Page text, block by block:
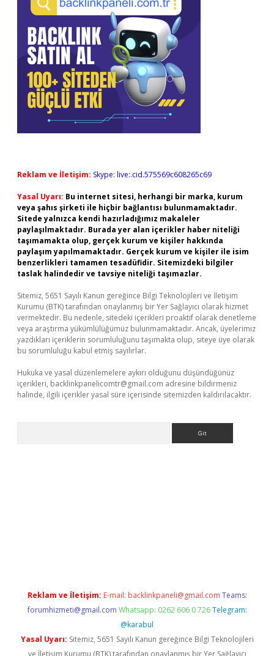
Reklam ve İletişim: Skype: live:.cid.575569c608265c69
Yasal Uyarı: Bu internet sitesi, herhangi bir marka, kurum
veya şahıs şirketi ile hiçbir bağlantısı bulunmamaktadır.
Sitede yalnızca kendi hazırladığımız makaleler
paylaşılmaktadır. Burada yer alan içerikler haber niteliği
taşımamakta olup, gerçek kurum ve kişiler hakkında
paylaşım yapılmamaktadır. Gerçek kurum ve kişiler ile isim
benzerlikleri tamamen tesadüfidir. Sitemizdeki bilgiler
taslak halindedir ve tavsiye niteliği taşımazlar.
Sitemiz, 5651 Sayılı Kanun gereğince Bilgi Teknolojileri ve İletişim
Kurumu (BTK) tarafından onaylanmış bir Yer Sağlayıcı olarak hizmet
vermektedir. Bu nedenle, sitedeki içerikleri proaktif olarak denetleme
veya araştırma yükümlülüğümüz bulunmamaktadır. Ancak, üyelerimiz
yazdıkları içeriklerin sorumluluğunu taşımakta olup, siteye üye olarak
bu sorumluluğu kabul etmiş sayılırlar.
Hukuka ve yasal düzenlemelere aykırı olduğunu düşündüğünüz
içerikleri, backlinkpanelicomtr@gmail.com adresine bildirmeniz
halinde, ilgili içerikler yasal süre içerisinde sitemizden kaldırılacaktır.
Reklam ve İletişim: E-mail: backlinkpaneli@gmail.com Teams:
forumhizmeti@gmail.com Whatsapp: 0262 606 0 726 Telegram:
@karabul
Yasal Uyarı: Sitemiz, 5651 Sayılı Kanun gereğince Bilgi Teknolojileri
ve İletişim Kurumu (BTK) tarafından onaylanmış bir Yer Sağlayıcı